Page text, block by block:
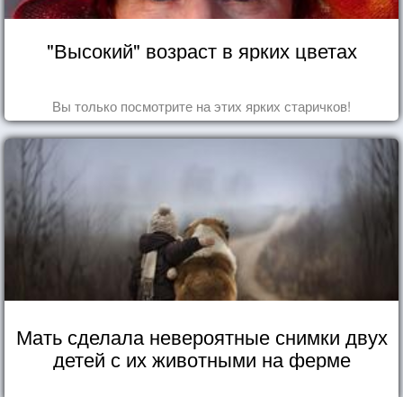
"Высокий" возраст в ярких цветах
Вы только посмотрите на этих ярких старичков!
Мать сделала невероятные снимки двух
детей с их животными на ферме